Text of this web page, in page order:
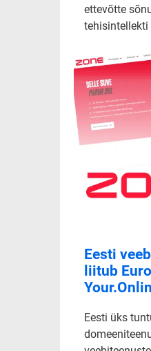
ettevõtte
tehisintellekti
Eesti
liitub
Eesti üks